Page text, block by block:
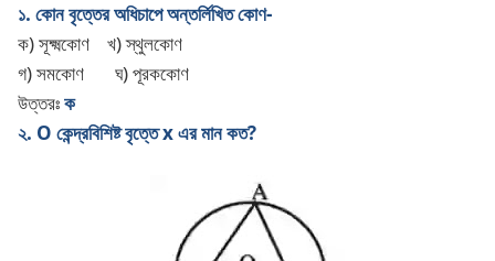
১. কোন বৃত্তের অধিচাপে অন্তর্লিখিত কোণ-
ক) সূক্ষ্মকোণ
খ) স্থুলকোণ
গ) সমকোণ
ঘ) পূরককোণ
উত্তরঃক
২. O কেন্দ্রবিশিষ্ট বৃত্তে x এর মান কত?